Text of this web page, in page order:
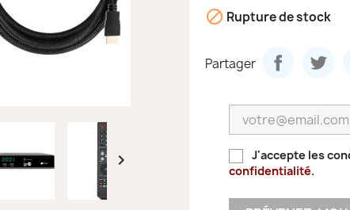

 Rupture de stock
Partager
J'accepte les
confidentialité.